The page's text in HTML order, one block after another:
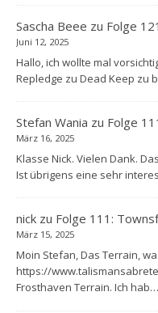
Sascha Beee zu Folge
Juni 12, 2025
Hallo, ich wollte mal
Repledge zu Dead Keep zu
Stefan Wania zu Folge
März 16, 2025
Klasse Nick. Vielen Dank.
Ist übrigens eine sehr
nick zu Folge 111:
März 15, 2025
Moin Stefan, Das Terrain,
https://
Frosthaven Terrain. Ich hab…